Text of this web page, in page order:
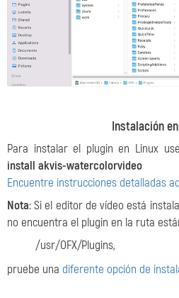
Instalación
Para instalar el plugin en Linux
install akvis-watercolorvideo
Encuentre instrucciones detalladas
Nota:Si el editor de vídeo está
no encuentra el plugin en la ruta
/usr/OFX/Plugins,
pruebe una diferente opción de